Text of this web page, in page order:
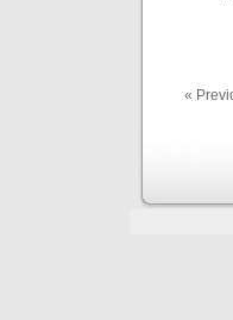
«